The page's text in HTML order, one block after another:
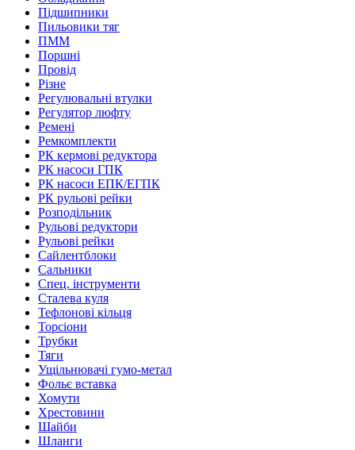
Підшипники
Пильовики тяг
ПММ
Поршні
Провід
Різне
Регулювальні втулки
Регулятор люфту
Ремені
Ремкомплекти
РК кермові редуктора
РК насоси ГПК
РК насоси ЕПК/ЕГПК
РК рульові рейки
Розподільник
Рульові редуктори
Рульові рейки
Сайлентблоки
Сальники
Спец. інструменти
Сталева куля
Тефлонові кільця
Торсіони
Трубки
Тяги
Ущільнювачі гумо-метал
Фольє вставка
Хомути
Хрестовини
Шайби
Шланги